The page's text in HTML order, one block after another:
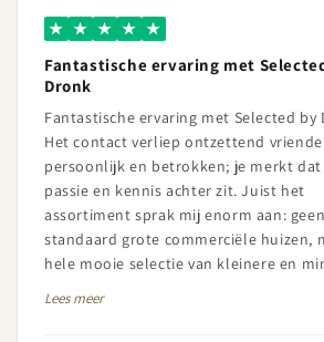
★ ★ ★ ★ ★
Fantastische ervaring met
Dronk
Fantastische ervaring met Selected by
Het contact verliep ontzettend
persoonlijk en betrokken; je merkt
passie en kennis achter zit. Juist het
assortiment sprak mij enorm aan: geen
standaard grote commerciële huizen,
hele mooie selectie van kleinere en
Lees meer